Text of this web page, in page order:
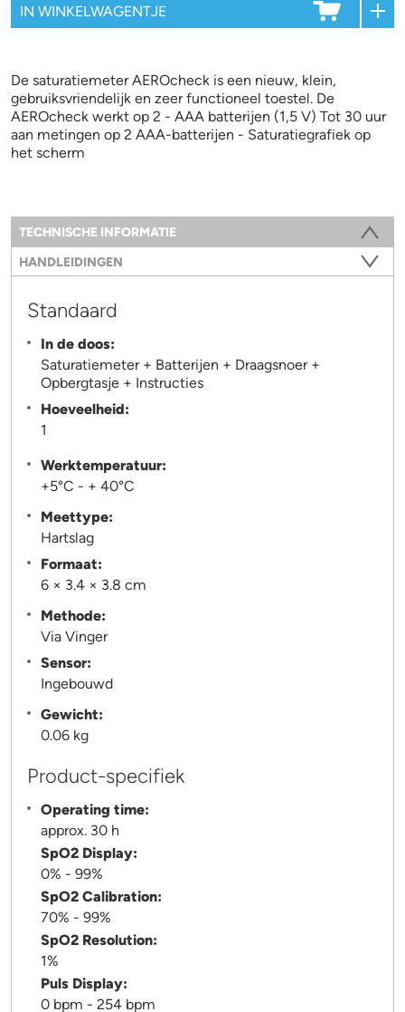
De saturatiemeter AEROcheck is een nieuw, klein,
gebruiksvriendelijk en zeer functioneel toestel. De
AEROcheck werkt op 2 - AAA batterijen (1,5 V) Tot 30 uur
aan metingen op 2 AAA-batterijen - Saturatiegrafiek op
het scherm
Information
TECHNISCHE INFORMATIE
HANDLEIDINGEN
Standaard
In de doos:
Saturatiemeter + Batterijen + Draagsnoer +
Opbergtasje + Instructies
Hoeveelheid:
1
Werktemperatuur:
+5°C - + 40°C
Meettype:
Hartslag
Formaat:
6 × 3.4 × 3.8 cm
Methode:
Via Vinger
Sensor:
Ingebouwd
Gewicht:
0.06 kg
Product-specifiek
Operating time:
approx. 30 h
SpO2 Display:
0% - 99%
SpO2 Calibration:
70% - 99%
SpO2 Resolution:
1%
Puls Display:
0 bpm - 254 bpm